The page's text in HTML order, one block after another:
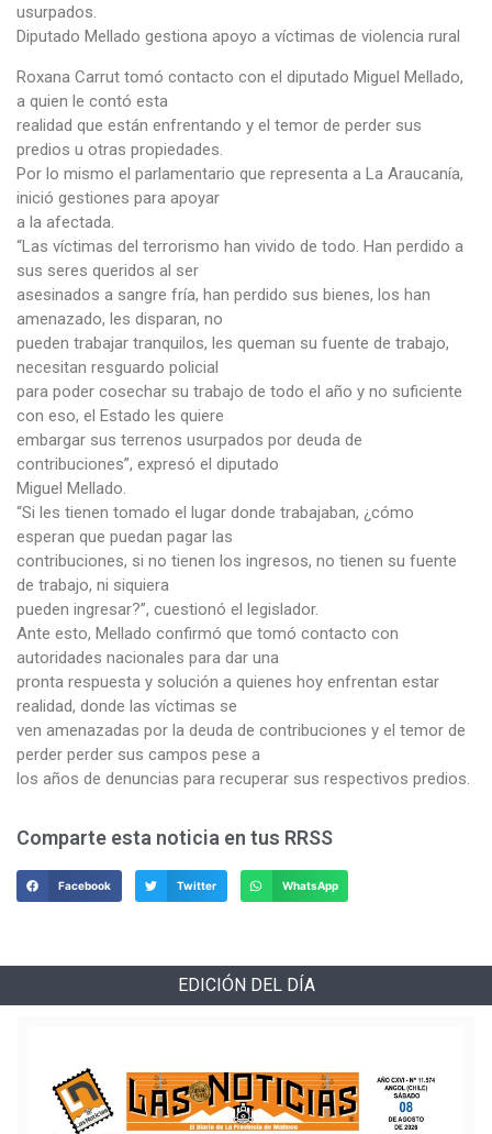
usurpados.
Diputado Mellado gestiona apoyo a víctimas de violencia rural
Roxana Carrut tomó contacto con el diputado Miguel Mellado,
a quien le contó esta
realidad que están enfrentando y el temor de perder sus
predios u otras propiedades.
Por lo mismo el parlamentario que representa a La Araucanía,
inició gestiones para apoyar
a la afectada.
“Las víctimas del terrorismo han vivido de todo. Han perdido a
sus seres queridos al ser
asesinados a sangre fría, han perdido sus bienes, los han
amenazado, les disparan, no
pueden trabajar tranquilos, les queman su fuente de trabajo,
necesitan resguardo policial
para poder cosechar su trabajo de todo el año y no suficiente
con eso, el Estado les quiere
embargar sus terrenos usurpados por deuda de
contribuciones”, expresó el diputado
Miguel Mellado.
“Si les tienen tomado el lugar donde trabajaban, ¿cómo
esperan que puedan pagar las
contribuciones, si no tienen los ingresos, no tienen su fuente
de trabajo, ni siquiera
pueden ingresar?”, cuestionó el legislador.
Ante esto, Mellado confirmó que tomó contacto con
autoridades nacionales para dar una
pronta respuesta y solución a quienes hoy enfrentan estar
realidad, donde las víctimas se
ven amenazadas por la deuda de contribuciones y el temor de
perder perder sus campos pese a
los años de denuncias para recuperar sus respectivos predios.
Comparte esta noticia en tus RRSS
Facebook Twitter WhatsApp
EDICIÓN DEL DÍA